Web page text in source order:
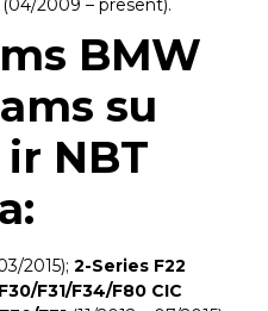
(04/2009 – present).
BMW
su
NBT
2015); 2-Series F22
F31/F34/F80 CIC